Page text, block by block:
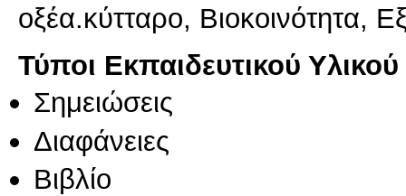
οξέα.κύτταρο, Βιοκοινότητα,
Τύποι Εκπαιδευτικού Υλικού
Σημειώσεις
Διαφάνειες
Βιβλίο